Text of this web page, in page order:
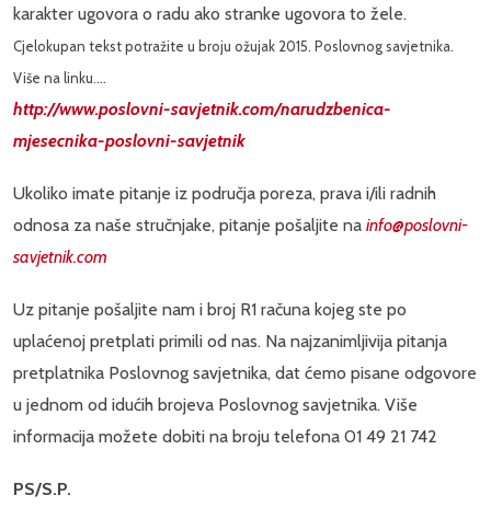
karakter ugovora o radu ako stranke ugovora to žele.
Cjelokupan tekstpotražite u broju ožujak 2015. Poslovnog savjetnika.
Više na linku....
http://www.poslovni-savjetnik.com/narudzbenica-
mjesecnika-poslovni-savjetnik
Ukoliko imate pitanje iz područja poreza, prava i/ili radnih
odnosa za naše stručnjake, pitanje pošaljite na info@poslovni-
savjetnik.com
Uz pitanje pošaljite nam i broj R1 računa kojeg ste po
uplaćenoj pretplati primili od nas. Na najzanimljivija pitanja
pretplatnika Poslovnog savjetnika, dat ćemo pisane odgovore
u jednom od idućih brojeva Poslovnog savjetnika. Više
informacija možete dobiti na broju telefona 01 49 21 742
PS/S.P.